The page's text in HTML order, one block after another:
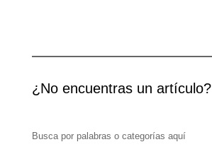
¿No encuentras un artículo?
Busca por palabras o categorías aquí